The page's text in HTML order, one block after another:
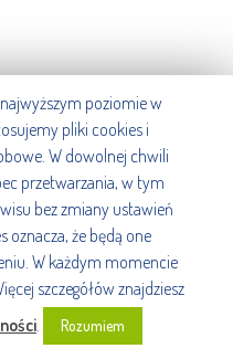
poziomie w
pliki cookies i
W dowolnej chwili
przetwarzania, w tym
bez zmiany ustawień
że będą one
W każdym momencie
szczegółów znajdziesz
. Rozumiem